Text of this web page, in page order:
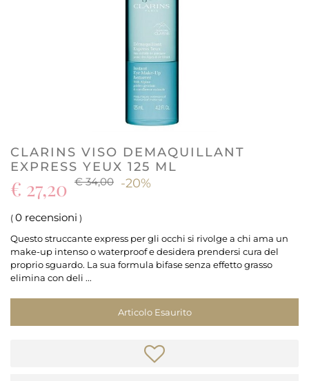
CLARINS VISO DEMAQUILLANT
EXPRESS YEUX 125 ML
€ 34,00 -20%
€ 27,20
( 0 recensioni )
Questo struccante express per gli occhi si rivolge a chi ama un
make-up intenso o waterproof e desidera prendersi cura del
proprio sguardo. La sua formula bifase senza effetto grasso
elimina con deli ...
Articolo Esaurito